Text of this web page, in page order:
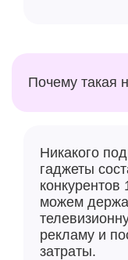
Почему такая
Никакого
гаджеты
можем
рекламу и
затраты.